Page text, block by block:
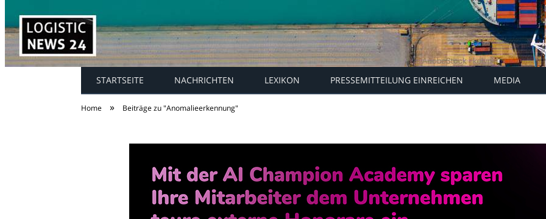
STARTSEITE NACHRICHTEN LEXIKON PRESSEMITTEILUNG EINREICHEN MEDIA
Home » Beiträge zu "Anomalieerkennung"